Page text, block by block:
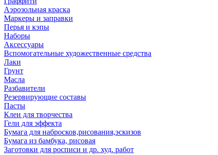
Аэрозольная краска
Маркеры и заправки
Перья и кэпы
Наборы
Аксессуары
Вспомогательные художественные средства
Лаки
Грунт
Масла
Разбавители
Резервирующие составы
Пасты
Клеи для творчества
Гели для эффекта
Бумага для набросков,рисования,эскизов
Бумага из бамбука, рисовая
Заготовки для росписи и др. худ. работ